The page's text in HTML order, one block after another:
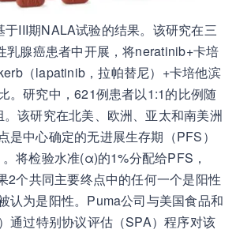
于III期NALA试验的结果。该研究在三
乳腺癌患者中开展，将neratinib+卡培
（lapatinib，拉帕替尼）+卡培他滨
。研究中，621例患者以1:1的比例随
该研究在北美、欧洲、亚太和南美洲
是中心确定的无进展生存期（PFS）
将检验水准(α)的1%分配给PFS，
2个共同主要终点中的任何一个是阳性
认为是阳性。Puma公司与美国食品和
通过特别协议评估（SPA）程序对该